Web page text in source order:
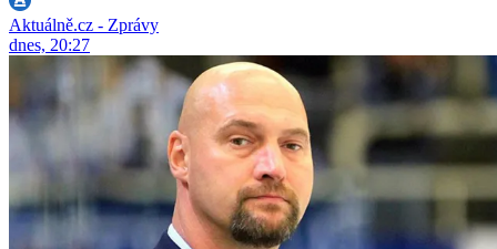
Aktuálně.cz - Zprávy
dnes, 20:27